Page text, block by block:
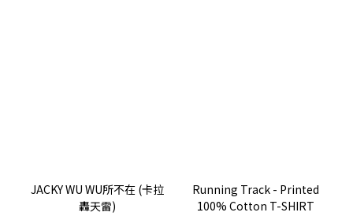
JACKY WU WU所不在 (卡拉
轟天雷)
Running Track - Printed
100% Cotton T-SHIRT